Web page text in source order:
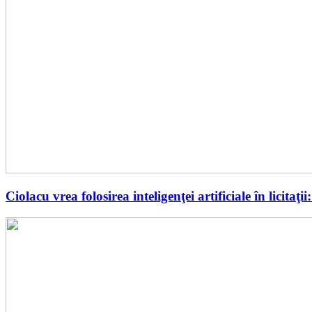
Ciolacu vrea folosirea inteligenţei artificiale în